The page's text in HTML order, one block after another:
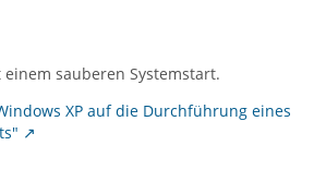
sauberen Systemstart.
XP auf die Durchführung eines